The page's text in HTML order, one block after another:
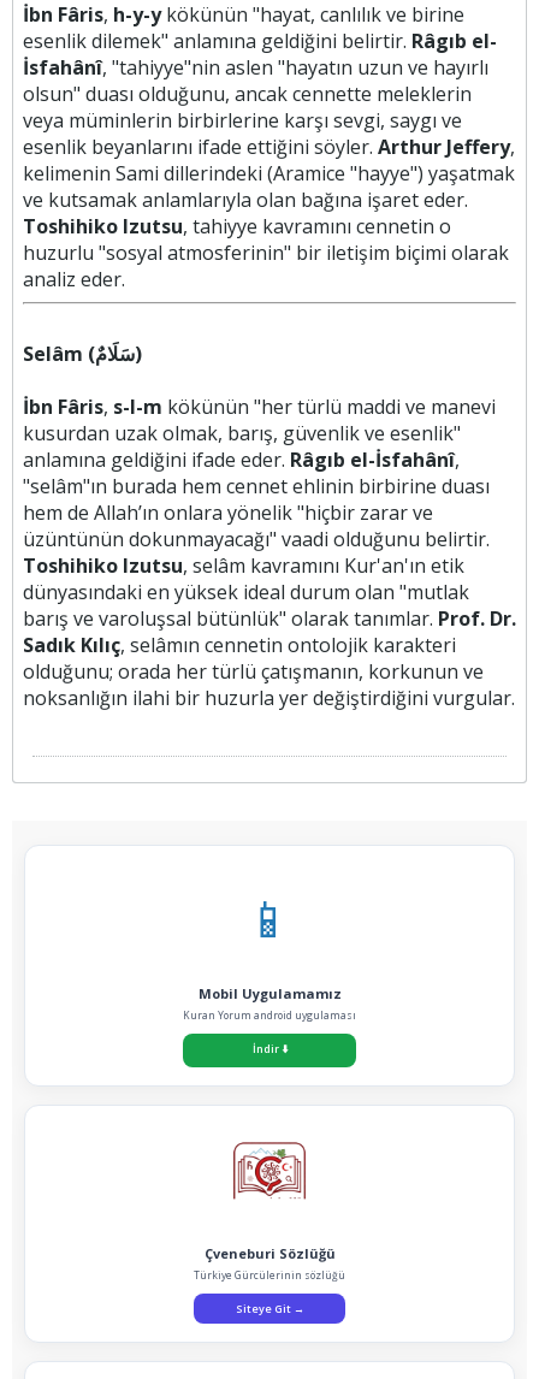
İbn Fâris, h-y-ykökünün "hayat, canlılık ve birine
esenlik dilemek" anlamına geldiğini belirtir. Râgıb el-
İsfahânî, "tahiyye"nin aslen "hayatın uzun ve hayırlı
olsun" duası olduğunu, ancak cennette meleklerin
veya müminlerin birbirlerine karşı sevgi, saygı ve
esenlik beyanlarını ifade ettiğini söyler. Arthur Jeffery,
kelimenin Sami dillerindeki (Aramice "hayye") yaşatmak
ve kutsamak anlamlarıyla olan bağına işaret eder.
Toshihiko Izutsu, tahiyye kavramını cennetin o
huzurlu "sosyal atmosferinin" bir iletişim biçimi olarak
analiz eder.
Selâm (سَلَامٌ)
İbn Fâris, s-l-m kökünün "her türlü maddi ve manevi
kusurdan uzak olmak, barış, güvenlik ve esenlik"
anlamına geldiğini ifade eder. Râgıb el-İsfahânî,
"selâm"ın burada hem cennet ehlinin birbirine duası
hem de Allah’ın onlara yönelik "hiçbir zarar ve
üzüntünün dokunmayacağı" vaadi olduğunu belirtir.
Toshihiko Izutsu, selâm kavramını Kur'an'ın etik
dünyasındaki en yüksek ideal durum olan "mutlak
barış ve varoluşsal bütünlük" olarak tanımlar. Prof. Dr.
Sadık Kılıç, selâmın cennetin ontolojik karakteri
olduğunu; orada her türlü çatışmanın, korkunun ve
noksanlığın ilahi bir huzurla yer değiştirdiğini vurgular.
📱
Mobil Uygulamamız
Kuran Yorum android uygulaması
İndir⬇️
Çveneburi Sözlüğü
Türkiye Gürcülerinin sözlüğü
Siteye Git →